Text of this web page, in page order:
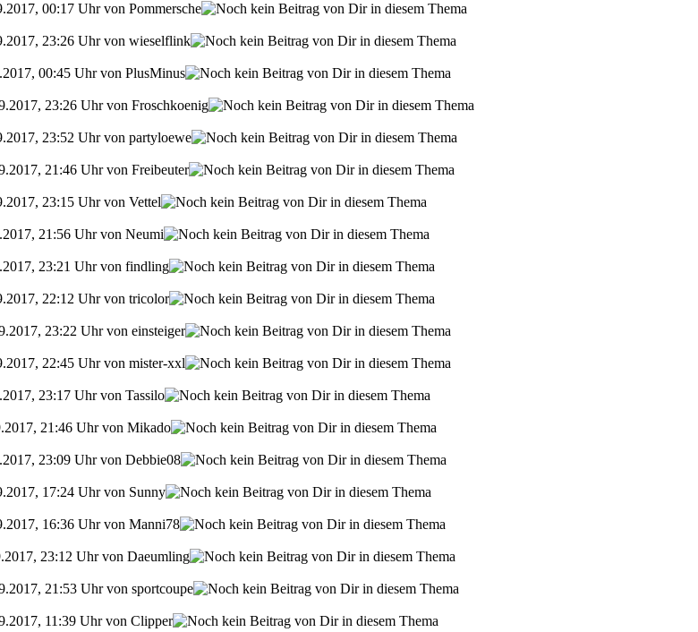
00:17 Uhr von Pommersche
23:26 Uhr von wieselflink
00:45 Uhr von PlusMinus
23:26 Uhr von Froschkoenig
23:52 Uhr von partyloewe
21:46 Uhr von Freibeuter
23:15 Uhr von Vettel
21:56 Uhr von Neumi
23:21 Uhr von findling
22:12 Uhr von tricolor
23:22 Uhr von einsteiger
22:45 Uhr von mister-xxl
23:17 Uhr von Tassilo
21:46 Uhr von Mikado
23:09 Uhr von Debbie08
17:24 Uhr von Sunny
16:36 Uhr von Manni78
23:12 Uhr von Daeumling
21:53 Uhr von sportcoupe
11:39 Uhr von Clipper